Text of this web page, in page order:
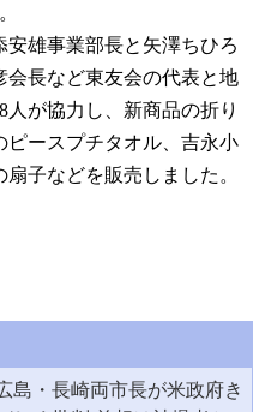
雄事業部長と矢澤ちひろ
長など東友会の代表と地
が協力し、新商品の折り
ースプチタオル、吉永小
子などを販売しました。
島・長崎両市長が米政府き